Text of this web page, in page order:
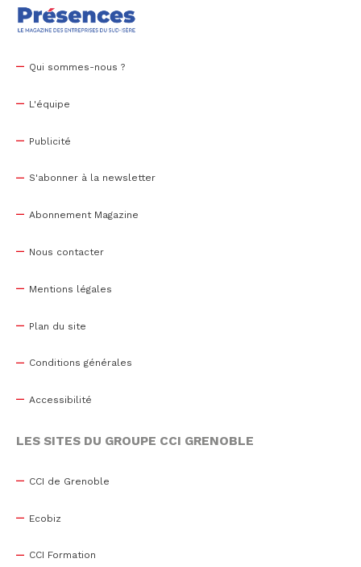
Qui sommes-nous ?
L'équipe
Publicité
S'abonner à la newsletter
Abonnement Magazine
Nous contacter
Mentions légales
Plan du site
Conditions générales
Accessibilité
LES SITES DU GROUPE CCI GRENOBLE
CCI de Grenoble
Ecobiz
CCI Formation